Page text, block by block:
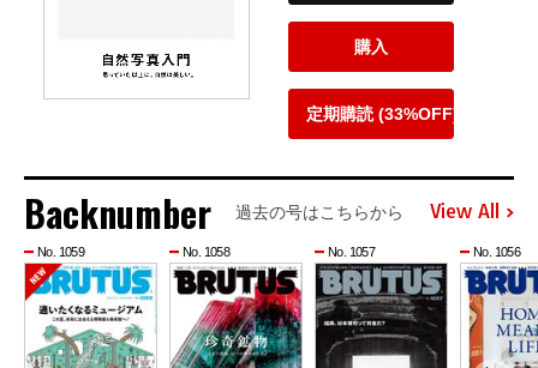
購入
定期購読 (33%OFF)
Backnumber 過去の号はこちらから View All
No. 1059 No. 1058 No. 1057 No. 1056